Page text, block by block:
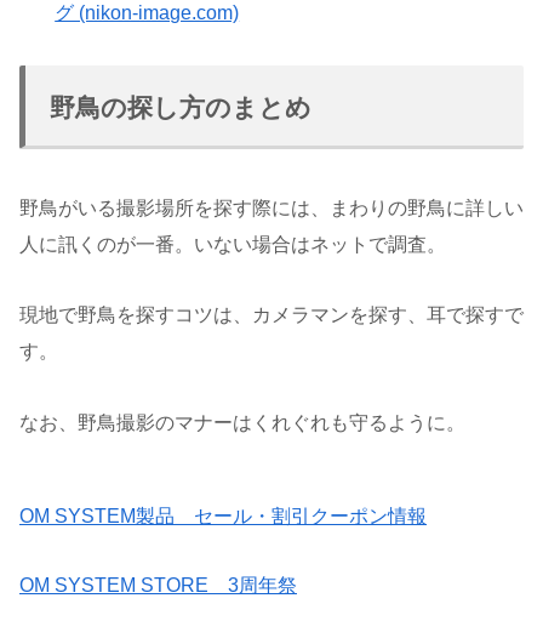
グ (nikon-image.com)
野鳥の探し方のまとめ
野鳥がいる撮影場所を探す際には、まわりの野鳥に詳しい
人に訊くのが一番。いない場合はネットで調査。
現地で野鳥を探すコツは、カメラマンを探す、耳で探すで
す。
なお、野鳥撮影のマナーはくれぐれも守るように。
OM SYSTEM製品 セール・割引クーポン情報
OM SYSTEM STORE 3周年祭